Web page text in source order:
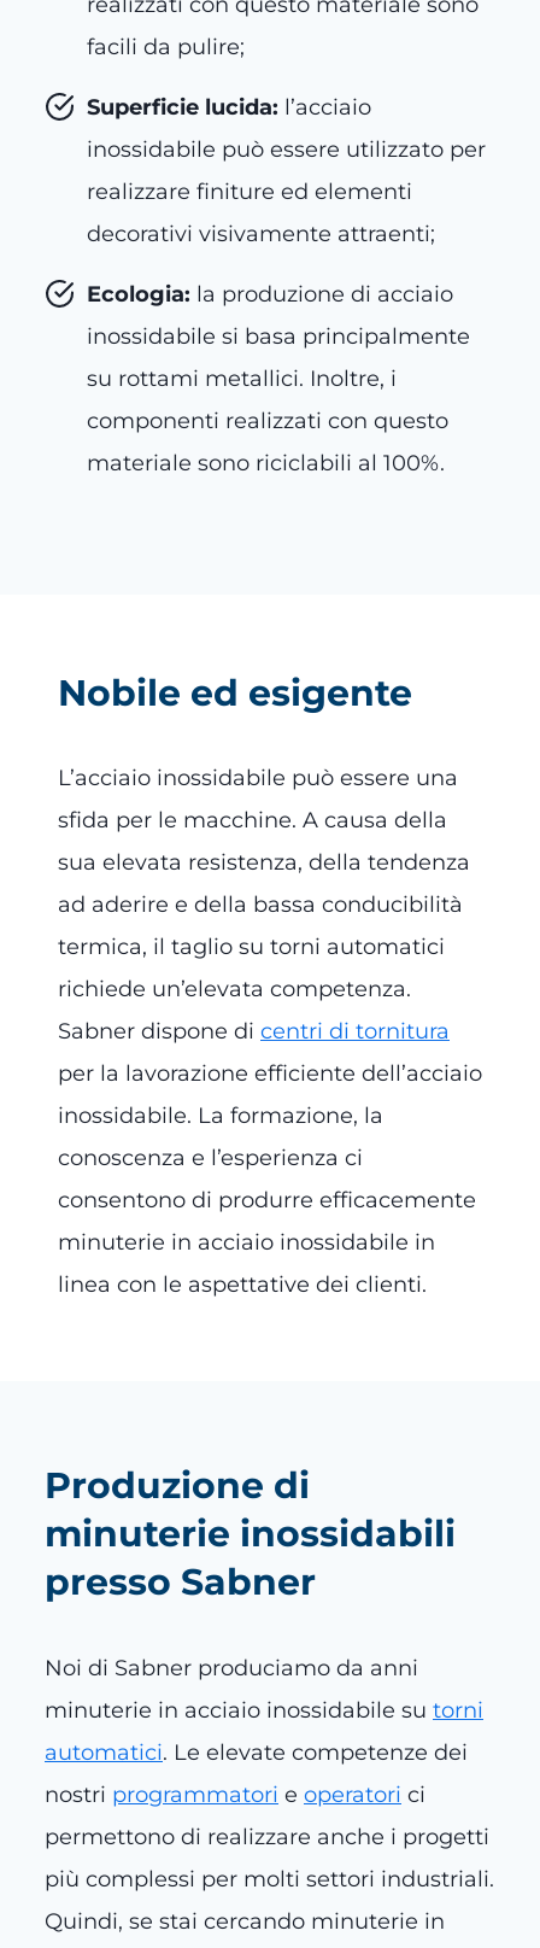
facili da pulire;
Superficie lucida: l’acciaio
inossidabile può essere utilizzato per
realizzare finiture ed elementi
decorativi visivamente attraenti;
Ecologia: la produzione di acciaio
inossidabile si basa principalmente
su rottami metallici. Inoltre, i
componenti realizzati con questo
materiale sono riciclabili al 100%.
Nobile ed esigente
L’acciaio inossidabile può essere una
sfida per le macchine. A causa della
sua elevata resistenza, della tendenza
ad aderire e della bassa conducibilità
termica, il taglio su torni automatici
richiede un’elevata competenza.
Sabner dispone di centri di tornitura
per la lavorazione efficiente dell’acciaio
inossidabile. La formazione, la
conoscenza e l’esperienza ci
consentono di produrre efficacemente
minuterie in acciaio inossidabile in
linea con le aspettative dei clienti.
Produzione di
minuterie inossidabili
presso Sabner
Noi di Sabner produciamo da anni
minuterie in acciaio inossidabile su torni
automatici. Le elevate competenze dei
nostri programmatori e operatori ci
permettono di realizzare anche i progetti
più complessi per molti settori industriali.
Quindi, se stai cercando minuterie in